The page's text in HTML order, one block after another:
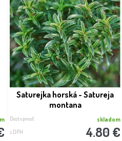
Saturejka horská - Satureja
montana
Dostupnosť: skladom
s DPH 4.80 €